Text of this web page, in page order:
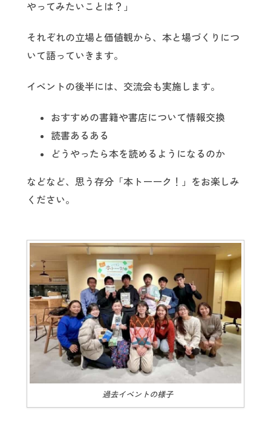
やってみたいことは？」
それぞれの立場と価値観から、本と場づくりにつ
いて語っていきます。
イベントの後半には、交流会も実施します。
おすすめの書籍や書店について情報交換
読書あるある
どうやったら本を読めるようになるのか
などなど、思う存分「本トーーク！」をお楽しみ
ください。
過去イベントの様子